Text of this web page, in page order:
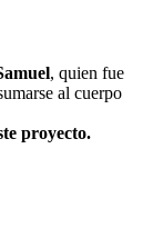
, quien fue
al cuerpo
proyecto.